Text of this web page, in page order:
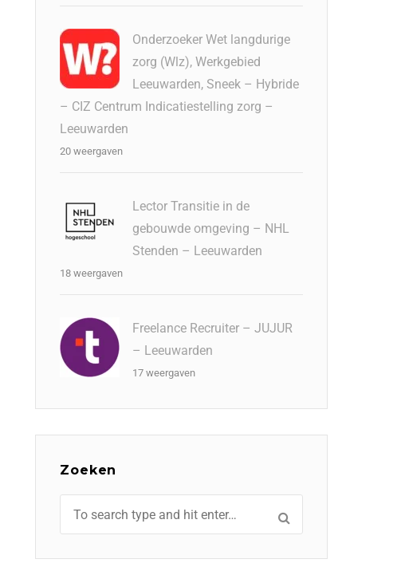
Onderzoeker Wet langdurige
zorg (Wlz), Werkgebied
Leeuwarden, Sneek – Hybride
– CIZ Centrum Indicatiestelling zorg –
Leeuwarden
20 weergaven
Lector Transitie in de
gebouwde omgeving – NHL
Stenden – Leeuwarden
18 weergaven
Freelance Recruiter – JUJUR
– Leeuwarden
17 weergaven
Zoeken